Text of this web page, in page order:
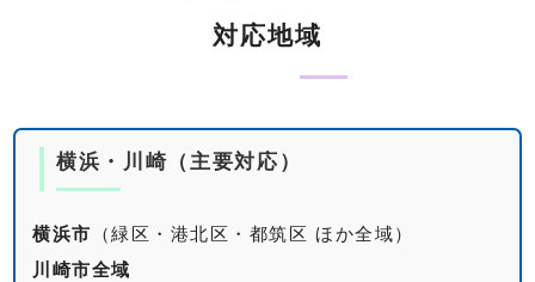
対応地域
横浜・川崎（主要対応）
横浜市
（緑区・港北区・都筑区 ほか全域）
川崎市全域